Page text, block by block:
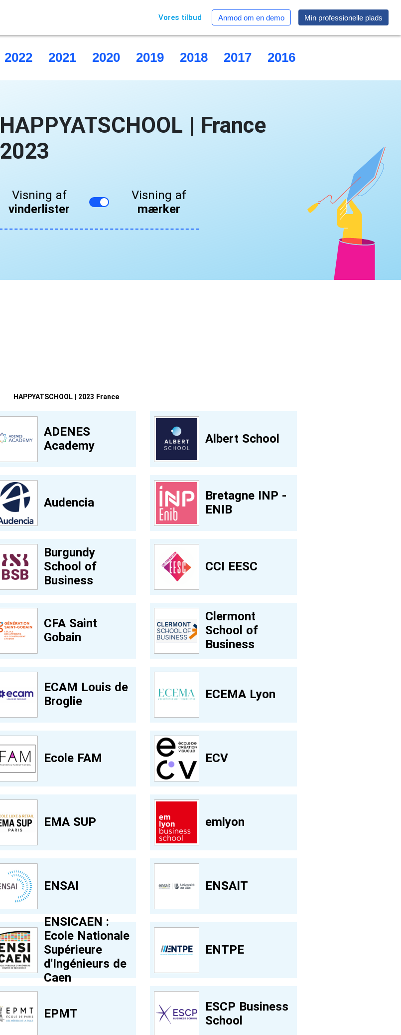
Vores tilbud Anmod om en demo Min professionelle plads
2022 2021 2020 2019 2018 2017 2016
HAPPYATSCHOOL | France
2023
Visning af
vinderlister
Visning af
mærker
HAPPYATSCHOOL | 2023 France
ADENES
Academy
Albert School
Audencia
Bretagne INP -
ENIB
Burgundy
School of
Business
CCI EESC
CFA Saint
Gobain
Clermont
School of
Business
ECAM Louis de
Broglie
ECEMA Lyon
Ecole FAM ECV
EMA SUP emlyon
ENSAI ENSAIT
ENSICAEN :
Ecole Nationale
Supérieure
d'Ingénieurs de
Caen
ENTPE
EPMT
ESCP Business
School